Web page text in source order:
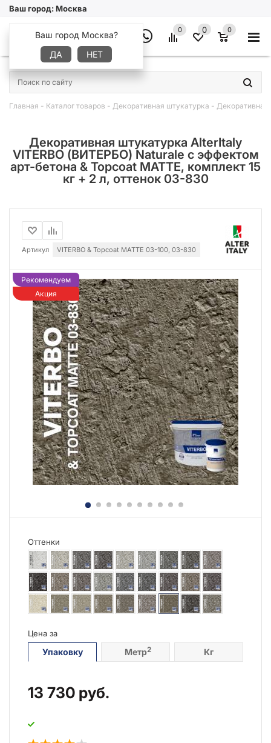
Ваш город:Москва
Ваш город Москва?
ДА
НЕТ
0 0 0
×
Главная - Каталог товаров - Декоративная штукатурка - Декоративная
Декоративная штукатурка AlterItaly
VITERBO (ВИТЕРБО) Naturale с эффектом
арт-бетона & Topcoat MATTE, комплект 15
кг + 2 л, оттенок 03-830
Рекомендуем
Акция
Артикул VITERBO & Topcoat MATTE 03-100, 03-830
Оттенки
Цена за
Упаковку Метр2 Кг
13 730 руб.